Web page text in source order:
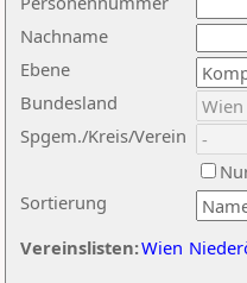
Nachname
Ebene
Sortierung
Bundesland
Spgem./Kreis/Verein
Vereinslisten:Wien